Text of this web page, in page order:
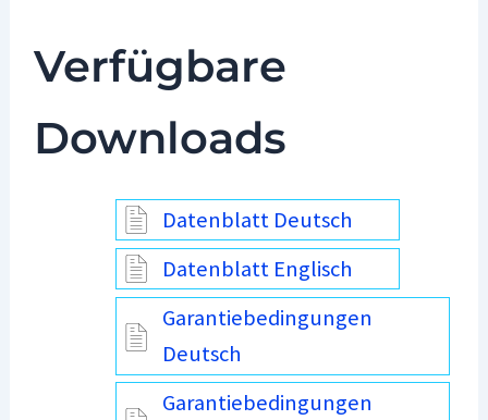
Verfügbare
Downloads
Datenblatt Deutsch
Datenblatt Englisch
Garantiebedingungen
Deutsch
Garantiebedingungen